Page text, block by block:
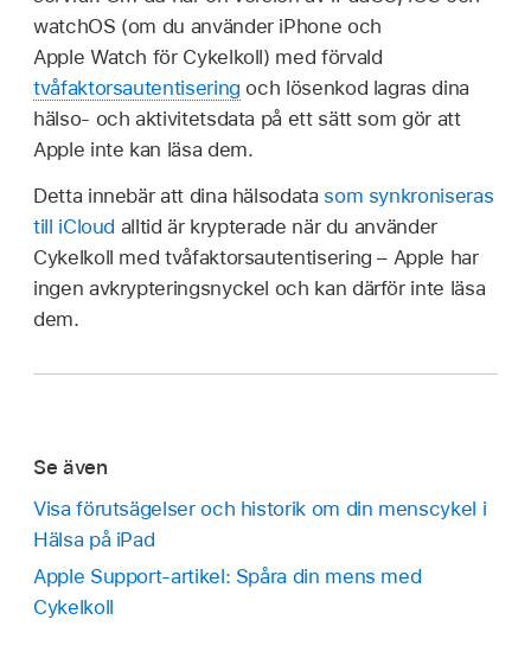
watchOS (om du använder iPhone och
Apple Watch för Cykelkoll) med förvald
tvåfaktorsautentisering och lösenkod lagras dina
hälso- och aktivitetsdata på ett sätt som gör att
Apple inte kan läsa dem.
Detta innebär att dina hälsodata som synkroniseras
till iCloud alltid är krypterade när du använder
Cykelkoll med tvåfaktorsautentisering – Apple har
ingen avkrypteringsnyckel och kan därför inte läsa
dem.
Se även
Visa förutsägelser och historik om din menscykel i
Hälsa på iPad
Apple Support-artikel: Spåra din mens med
Cykelkoll